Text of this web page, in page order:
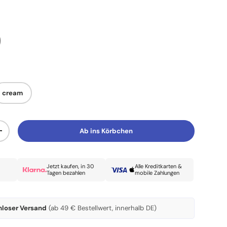
cream
erhöhen Ab ins Körbchen
Jetzt kaufen, in 30
Tagen bezahlen
Alle Kreditkarten &
mobile Zahlungen
Versand (ab 49 € Bestellwert, innerhalb DE)